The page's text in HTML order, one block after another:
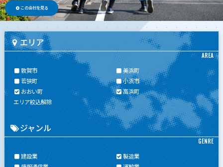
この会社を見る
エリア
AREA
敦賀市
美浜町
若狭町
小浜市
おおい町
高浜町
エリア絞込解除
ジャンル
GENRE
建設業
製造業